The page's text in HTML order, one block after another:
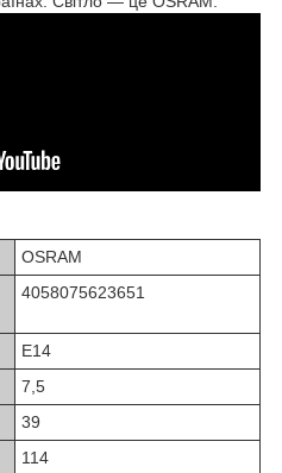
OSRAM
4058075623651
E14
7,5
39
114